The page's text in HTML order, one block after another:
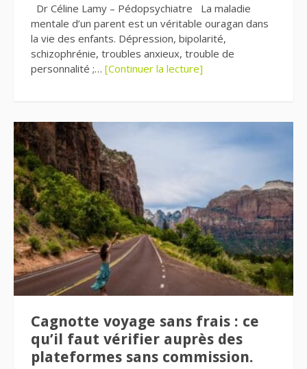
Dr Céline Lamy – Pédopsychiatre La maladie
mentale d’un parent est un véritable ouragan dans
la vie des enfants. Dépression, bipolarité,
schizophrénie, troubles anxieux, trouble de
personnalité ;… [Continuer la lecture]
Cagnotte voyage sans frais : ce
qu’il faut vérifier auprès des
plateformes sans commission.